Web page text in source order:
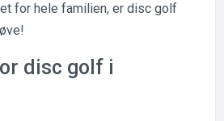
for hele familien, er disc golf
disc golf i